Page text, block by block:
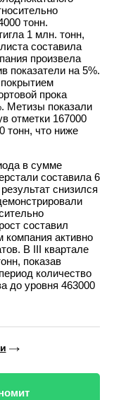
тонн.
1 млн. тонн,
составила
произвела
показатели на 5%.
прока
Метизы показали
отметки 167000
тонн, что ниже
в сумме
составила 6
снизился
составил
компания активно
В III квартале
показав
количество
до уровня 463000